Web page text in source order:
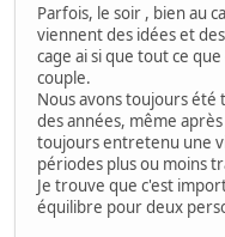
Parfois, le soir , bien au
viennent des idées et
cage ai si que tout ce
couple.
Nous avons toujours
des années, même
toujours entretenu une
périodes plus ou moins
Je trouve que c'est
équilibre pour deux